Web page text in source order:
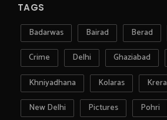
TAGS
Badarwas Bairad Berad
Crime
Delhi Ghaziabad
Khniyadhana
Kolaras Krera
New Delhi
Pictures Pohri